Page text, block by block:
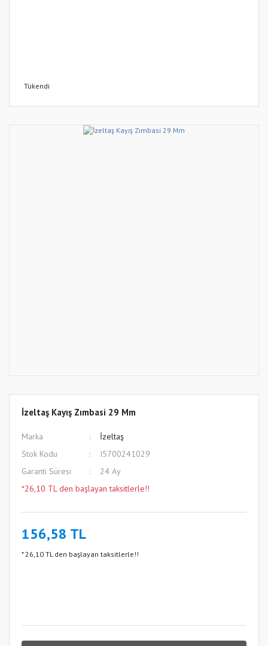
Tükendi
İzeltaş Kayış Zımbasi 29 Mm
Marka
İzeltaş
Stok Kodu
I5700241029
Garanti Süresi
24 Ay
*26,10 TL den başlayan taksitlerle!!
156,58 TL
* 26,10 TL den başlayan taksitlerle!!